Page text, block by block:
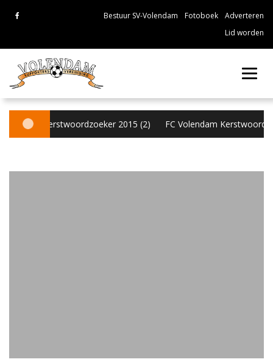
Bestuur SV-Volendam Fotoboek
Adverteren
Lid worden
Kerstwoordzoeker 2015 (2) FC Volendam